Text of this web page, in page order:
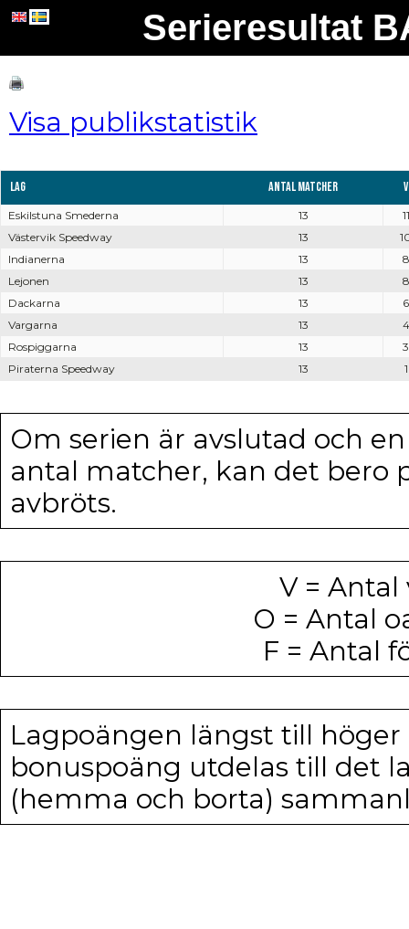
Serieresultat
Visa publikstatistik
Lag Antal matcher V
Eskilstuna Smederna 13
11
Västervik Speedway
13
Indianerna
13
8
Lejonen
13
8
Dackarna
13
6
Vargarna
13
4
Rospiggarna
13
3
Piraterna Speedway
13 1
Om serien är avslutad och
antal matcher, kan det bero
avbröts.
V =
O = Antal
F = Antal
Lagpoängen längst till höger
bonuspoäng utdelas till det
(hemma och borta)